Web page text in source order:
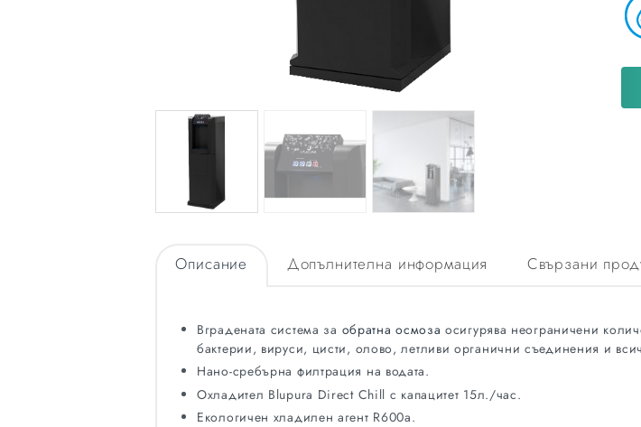
Описание Допълнителна информация Свързани
Вградената система за обратна осмоза осигурява неограничени
бактерии, вируси, цисти, олово, летливи органични съединения и
Нано-сребърна филтрация на водата.
Охладител Blupura Direct Chill с капацитет 15л./час.
Екологичен хладилен агент R600a.